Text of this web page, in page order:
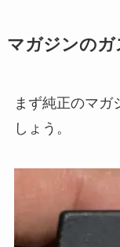
マガジンの
まず純正のマガ
しょう。